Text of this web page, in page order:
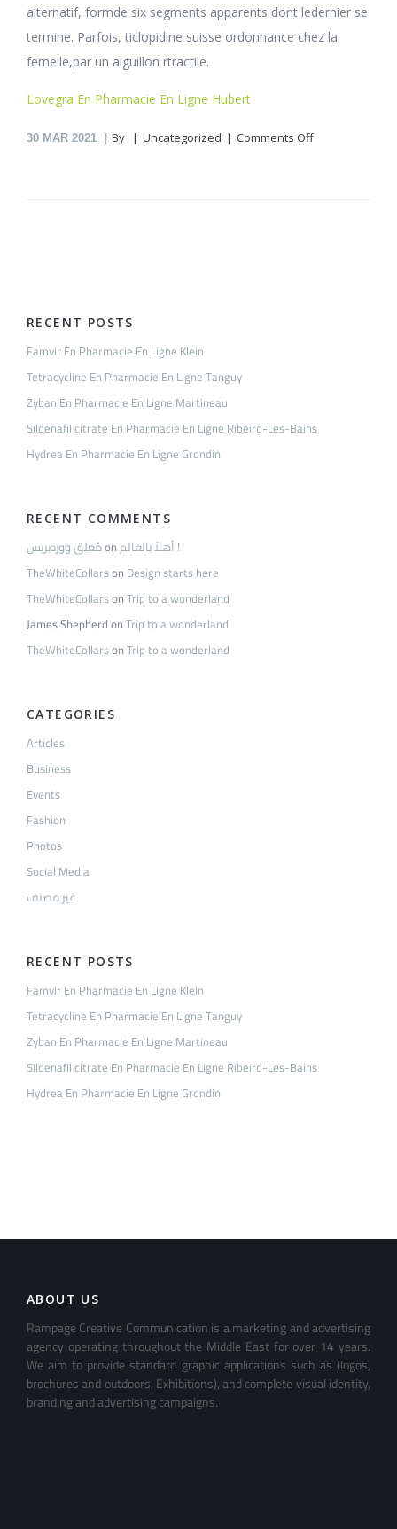
alternatif, formde six segments apparents dont ledernier se
termine. Parfois, ticlopidine suisse ordonnance chez la
femelle,par un aiguillon rtractile.
Lovegra En Pharmacie En Ligne Hubert
30 MAR 2021 By Uncategorized Comments Offon
RECENT POSTS
Famvir En Pharmacie En Ligne Klein
Tetracycline En Pharmacie En Ligne Tanguy
Zyban En Pharmacie En Ligne Martineau
Sildenafil citrate En Pharmacie En Ligne Ribeiro-Les-Bains
Hydrea En Pharmacie En Ligne Grondin
RECENT COMMENTS
مُعلِق ووردبريسon
أهلاً بالعالم !
TheWhiteCollarson Design starts here
TheWhiteCollarsonTrip to a wonderland
James ShepherdonTrip to a wonderland
TheWhiteCollarsonTrip to a wonderland
CATEGORIES
Articles
Business
Events
Fashion
Photos
Social Media
غير مصنف
RECENT POSTS
Famvir En Pharmacie En Ligne Klein
Tetracycline En Pharmacie En Ligne Tanguy
Zyban En Pharmacie En Ligne Martineau
Sildenafil citrate En Pharmacie En Ligne Ribeiro-Les-Bains
Hydrea En Pharmacie En Ligne Grondin
ABOUT US
Rampage Creative Communication is a marketing and advertising
agency operating throughout the Middle East for over 14 years.
We aim to provide standard graphic applications such as (logos,
brochures and outdoors, Exhibitions), and complete visual identity,
branding and advertising campaigns.